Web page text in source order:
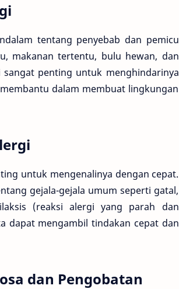
tentang penyebab dan pemicu
makanan tertentu, bulu hewan, dan
penting untuk menghindarinya
dalam membuat lingkungan
untuk mengenalinya dengan cepat.
gejala-gejala umum seperti gatal,
(reaksi alergi yang parah dan
dapat mengambil tindakan cepat dan
dan Pengobatan